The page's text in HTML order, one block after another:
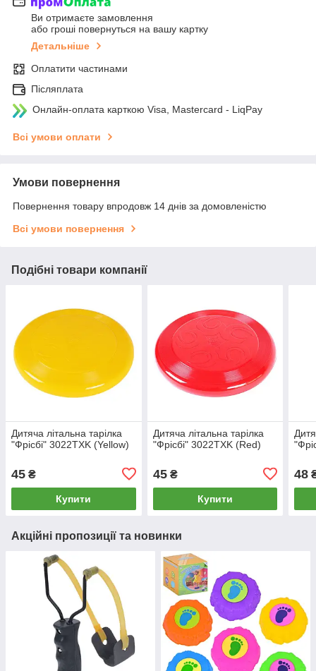
Ви отримаєте замовлення
або гроші повернуться на вашу картку
Детальніше
Оплатити частинами
Післяплата
Онлайн-оплата карткою Visa, Mastercard - LiqPay
Всі умови оплати
Умови повернення
Повернення товару впродовж 14 днів за домовленістю
Всі умови повернення
Подібні товари компанії
Дитяча літальна тарілка
"Фрісбі" 3022TXK (Yellow)
45 ₴
Купити
Дитяча літальна тарілка
"Фрісбі" 3022TXK (Red)
45₴
Купити
48
Акційні пропозиції та новинки